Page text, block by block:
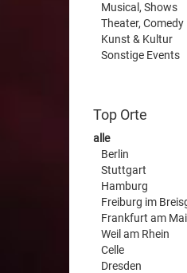
Musical, Shows
Theater, Comedy
Kunst & Kultur
Sonstige Events
Top Orte
alle
Berlin
Stuttgart
Hamburg
Freiburg im
Frankfurt am
Weil am Rhein
Celle
Dresden